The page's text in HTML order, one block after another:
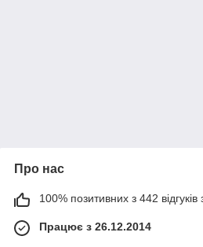
Про нас
100% позитивних з 442 відгуків
Працює з 26.12.2014